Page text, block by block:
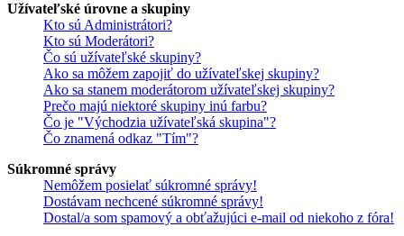
Užívateľské úrovne a skupiny
Kto sú Administrátori?
Kto sú Moderátori?
Čo sú užívateľské skupiny?
Ako sa môžem zapojiť do užívateľskej skupiny?
Ako sa stanem moderátorom užívateľskej skupiny?
Prečo majú niektoré skupiny inú farbu?
Čo je "Východzia užívateľská skupina"?
Čo znamená odkaz "Tím"?
Súkromné správy
Nemôžem posielať súkromné správy!
Dostávam nechcené súkromné správy!
Dostal/a som spamový a obťažujúci e-mail od niekoho z fóra!